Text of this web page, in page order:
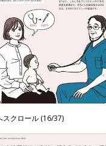
スクロール (16/37)